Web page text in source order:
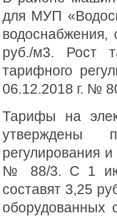
для МУП
руб./м3. Рост
тарифного
06.12.2018 г. №
Тарифы на
утверждены
регулирования
№ 88/3. С 1
составят 3,25
оборудованных